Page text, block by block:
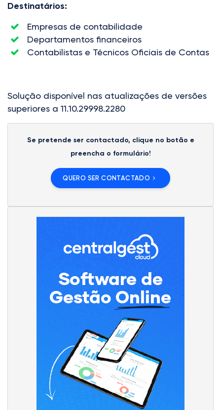
Destinatários:
Empresas de contabilidade
Departamentos financeiros
Contabilistas e Técnicos Oficiais de Contas
Solução disponível nas atualizações de versões
superiores a 11.10.29998.2280
Se pretende ser contactado, clique no botão e
preencha o formulário!
QUERO SER CONTACTADO